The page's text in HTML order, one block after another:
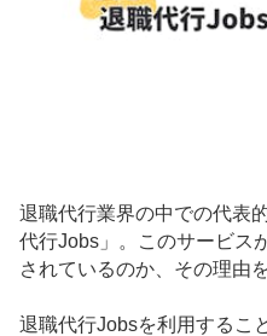
退職代行業界の中での代表
代行Jobs」。このサービス
されているのか、その理由
退職代行Jobsを利用するこ